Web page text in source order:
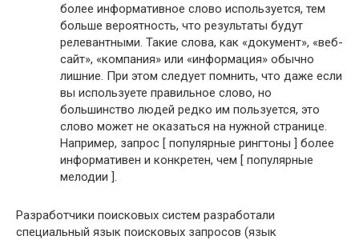
более информативное слово используется, тем
больше вероятность, что результаты будут
релевантными. Такие слова, как «документ», «веб-
сайт», «компания» или «информация» обычно
лишние. При этом следует помнить, что даже если
вы используете правильное слово, но
большинство людей редко им пользуется, это
слово может не оказаться на нужной странице.
Например, запрос [ популярные рингтоны ] более
информативен и конкретен, чем [ популярные
мелодии ].
Разработчики поисковых систем разработали
специальный язык поисковых запросов (язык